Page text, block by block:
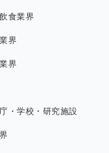
食業界
界
界
・学校・研究施設